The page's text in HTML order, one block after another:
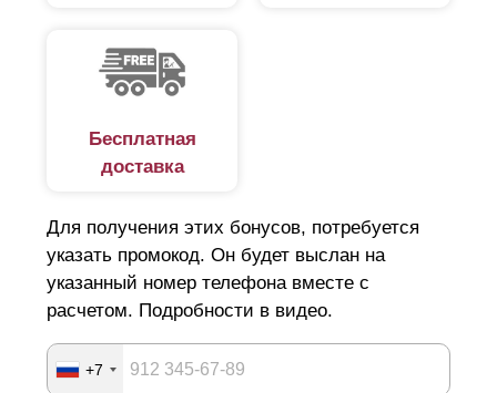
Бесплатная
доставка
Для получения этих бонусов, потребуется
указать промокод. Он будет выслан на
указанный номер телефона вместе с
расчетом. Подробности в видео.
+7